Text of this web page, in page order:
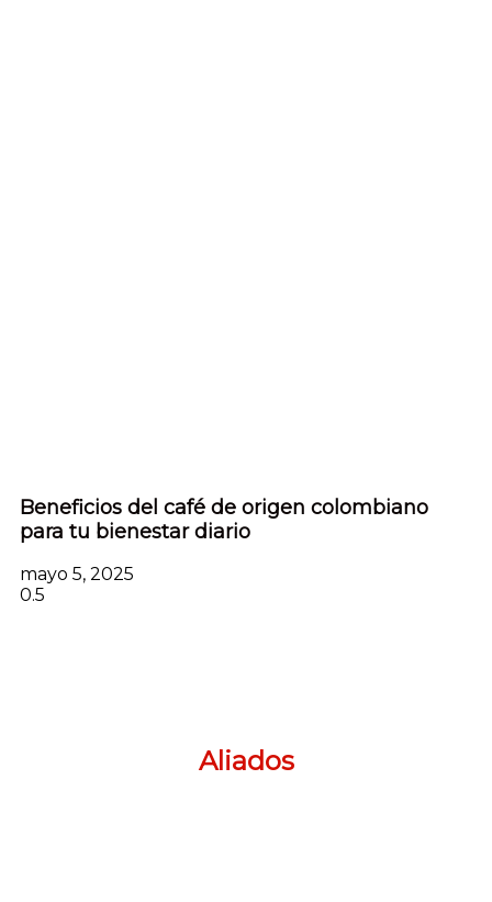
Beneficios del café de origen colombiano
para tu bienestar diario
mayo 5, 2025
Aliados